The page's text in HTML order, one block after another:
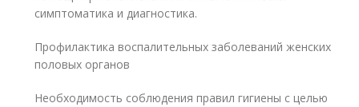
симптоматика и диагностика.
Профилактика воспалительных заболеваний женских
половых органов
Необходимость соблюдения правил гигиены с целью